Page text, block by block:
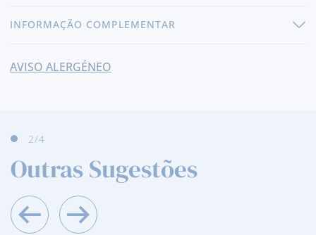
INFORMAÇÃO COMPLEMENTAR
AVISO ALERGÉNEO
3/4
Outras Sugestões